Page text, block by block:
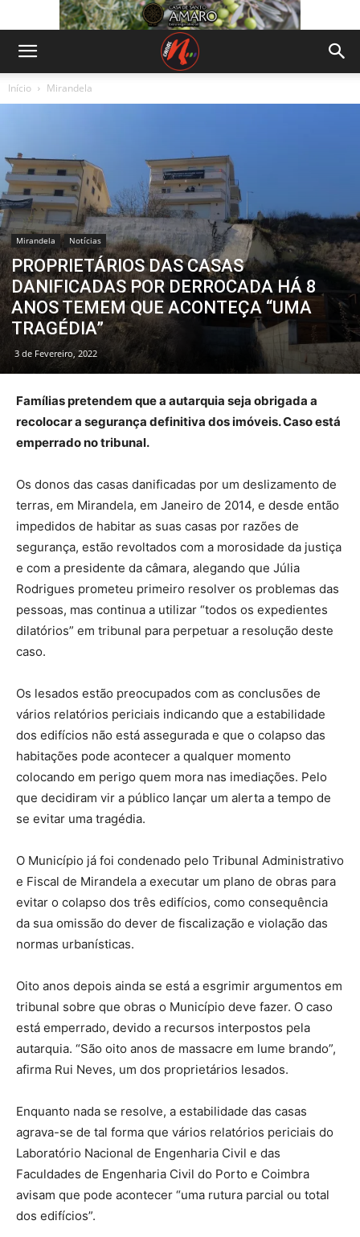
Início Mirandela
Mirandela Notícias
PROPRIETÁRIOS DAS CASAS
DANIFICADAS POR DERROCADA HÁ 8
ANOS TEMEM QUE ACONTEÇA “UMA
TRAGÉDIA”
3 de Fevereiro, 2022
Famílias pretendem que a autarquia seja obrigada a
recolocar a segurança definitiva dos imóveis. Caso está
emperrado no tribunal.
Os donos das casas danificadas por um deslizamento de
terras, em Mirandela, em Janeiro de 2014, e desde então
impedidos de habitar as suas casas por razões de
segurança, estão revoltados com a morosidade da justiça
e com a presidente da câmara, alegando que Júlia
Rodrigues prometeu primeiro resolver os problemas das
pessoas, mas continua a utilizar “todos os expedientes
dilatórios” em tribunal para perpetuar a resolução deste
caso.
Os lesados estão preocupados com as conclusões de
vários relatórios periciais indicando que a estabilidade
dos edifícios não está assegurada e que o colapso das
habitações pode acontecer a qualquer momento
colocando em perigo quem mora nas imediações. Pelo
que decidiram vir a público lançar um alerta a tempo de
se evitar uma tragédia.
O Município já foi condenado pelo Tribunal Administrativo
e Fiscal de Mirandela a executar um plano de obras para
evitar o colapso dos três edifícios, como consequência
da sua omissão do dever de fiscalização e violação das
normas urbanísticas.
Oito anos depois ainda se está a esgrimir argumentos em
tribunal sobre que obras o Município deve fazer. O caso
está emperrado, devido a recursos interpostos pela
autarquia. “São oito anos de massacre em lume brando”,
afirma Rui Neves, um dos proprietários lesados.
Enquanto nada se resolve, a estabilidade das casas
agrava-se de tal forma que vários relatórios periciais do
Laboratório Nacional de Engenharia Civil e das
Faculdades de Engenharia Civil do Porto e Coimbra
avisam que pode acontecer “uma rutura parcial ou total
dos edifícios”.